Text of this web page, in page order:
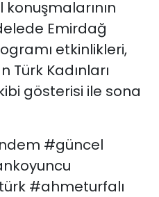
Emirdağ
etkinlikleri,
Kadınları
gösterisi ile sona
#güncel
#ahmeturfalı